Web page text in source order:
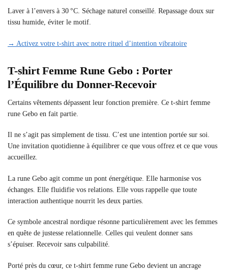
Laver à l’envers à 30 °C. Séchage naturel conseillé. Repassage doux sur
tissu humide, éviter le motif.
→ Activez votre t-shirt avec notre rituel d’intention vibratoire
T-shirt Femme Rune Gebo : Porter
l’Équilibre du Donner-Recevoir
Certains vêtements dépassent leur fonction première. Ce t-shirt femme
rune Gebo en fait partie.
Il ne s’agit pas simplement de tissu. C’est une intention portée sur soi.
Une invitation quotidienne à équilibrer ce que vous offrez et ce que vous
accueillez.
La rune Gebo agit comme un pont énergétique. Elle harmonise vos
échanges. Elle fluidifie vos relations. Elle vous rappelle que toute
interaction authentique nourrit les deux parties.
Ce symbole ancestral nordique résonne particulièrement avec les femmes
en quête de justesse relationnelle. Celles qui veulent donner sans
s’épuiser. Recevoir sans culpabilité.
Porté près du cœur, ce t-shirt femme rune Gebo devient un ancrage